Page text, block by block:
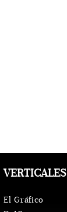
VERTICALES
El Gráfico